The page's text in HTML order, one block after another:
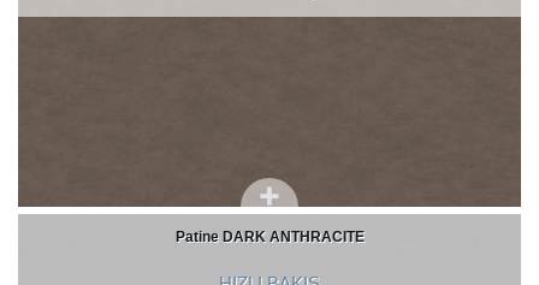
Patine DARK ANTHRACITE